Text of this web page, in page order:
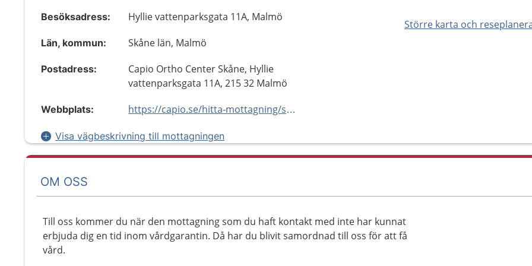
Större karta och
Besöksadress: Hyllie vattenparksgata 11A, Malmö
Län, kommun: Skåne län, Malmö
Postadress:
Capio Ortho Center Skåne, Hyllie
vattenparksgata 11A, 215 32 Malmö
Webbplats: https://capio.se/hitta-mottagning/specialistvard/ortopedi/ortho-center-skane/
Visa vägbeskrivning till mottagningen
OM OSS
Till oss kommer du när den mottagning som du haft kontakt med inte har kunnat
erbjuda dig en tid inom vårdgarantin. Då har du blivit samordnad till oss för att få
vård.